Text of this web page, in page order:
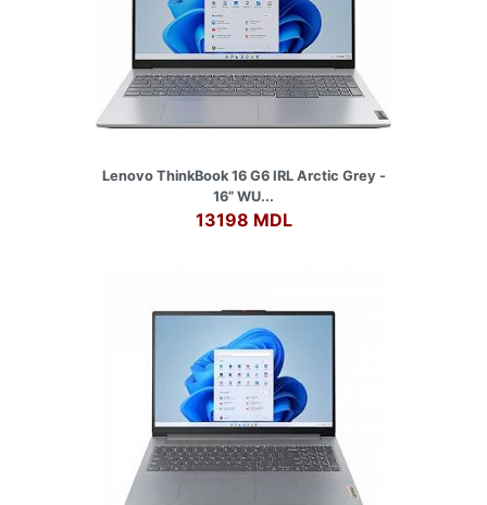
Lenovo ThinkBook 16 G6 IRL Arctic Grey -
16” WU...
13198 MDL